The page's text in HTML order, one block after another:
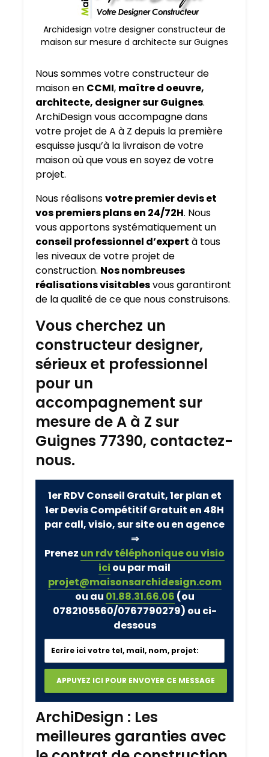
Archidesign votre designer constructeur de
maison sur mesure d architecte sur Guignes
Nous sommes votre constructeur de
maison en CCMI, maître d oeuvre,
architecte, designer sur Guignes.
ArchiDesign vous accompagne dans
votre projet de A à Z depuis la première
esquisse jusqu’à la livraison de votre
maison où que vous en soyez de votre
projet.
Nous réalisonsvotre premier devis et
vos premiers plans en 24/72H. Nous
vous apportons systématiquement un
conseil professionnel d’expert à tous
les niveaux de votre projet de
construction. Nos nombreuses
réalisations visitablesvous garantiront
de la qualité de ce que nous construisons.
Vous cherchez un
constructeur designer,
sérieux et professionnel
pour un
accompagnement sur
mesure de A à Z sur
Guignes 77390, contactez-
nous.
1er RDV Conseil Gratuit, 1er plan et
1er Devis Compétitif Gratuit en 48H
par call, visio, sur site ou en agence
⇒
Prenez un rdv téléphonique ou visio
ici ou par mail
projet@maisonsarchidesign.com
ou au 01.88.31.66.06 (ou
0782105560/0767790279) ou ci-
dessous
ArchiDesign : Les
meilleures garanties avec